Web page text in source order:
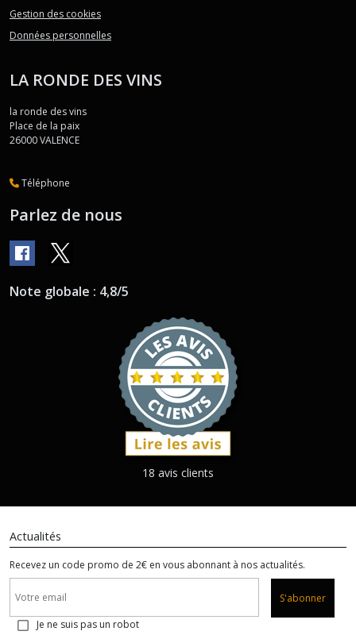
Gestion des cookies
Données personnelles
LA RONDE DES VINS
la ronde des vins
Place de la paix
26000VALENCE
Téléphone
Parlez de nous
Note globale : 4,8/5
18 avis clients
Actualités
Recevez un code promo de 2€ en vous abonnant à nos actualités.
S'abonner
Je ne suis pas un robot